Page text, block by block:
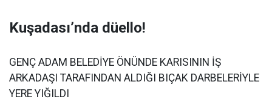
Kuşadası’nda düello!
GENÇ ADAM BELEDİYE ÖNÜNDE KARISININ İŞ
ARKADAŞI TARAFINDAN ALDIĞI BIÇAK DARBELERİYLE
YERE YIĞILDI